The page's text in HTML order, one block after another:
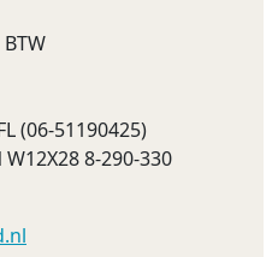
(06-51190425)
8-290-330